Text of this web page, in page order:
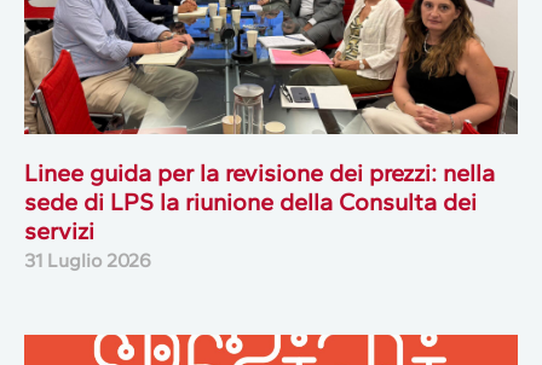
Linee guida per la revisione dei prezzi: nella
sede di LPS la riunione della Consulta dei
servizi
31 Luglio 2026